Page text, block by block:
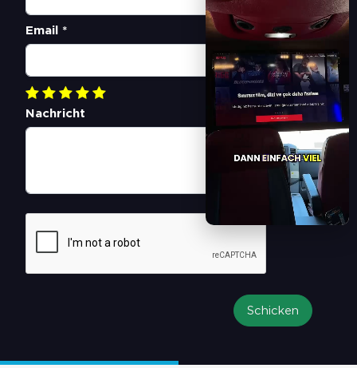
Email *
Nachricht
Schicken